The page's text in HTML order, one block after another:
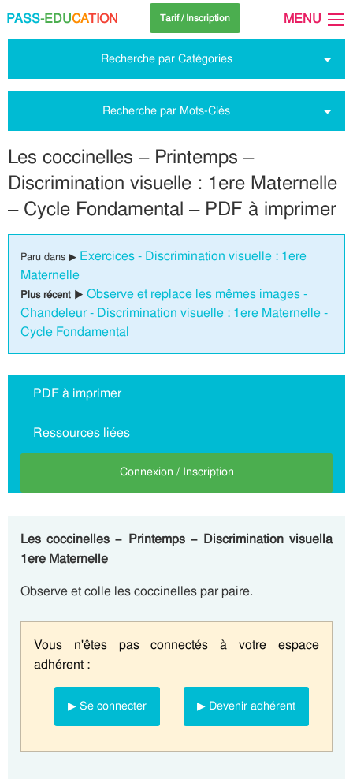
PASS-EDUCATION Tarif / Inscription MENU
Recherche par Catégories
Recherche par Mots-Clés
Les coccinelles – Printemps –
Discrimination visuelle : 1ere Maternelle
– Cycle Fondamental – PDF à imprimer
Paru dans ▶ Exercices - Discrimination visuelle : 1ere
Maternelle
Plus récent ▶ Observe et replace les mêmes images -
Chandeleur - Discrimination visuelle : 1ere Maternelle -
Cycle Fondamental
PDF à imprimer
Ressources liées
Connexion / Inscription
Les coccinelles – Printemps – Discrimination visuella
1ere Maternelle
Observe et colle les coccinelles par paire.
Vous n'êtes pas connectés à votre espace
adhérent :
▶ Se connecter ▶ Devenir adhérent